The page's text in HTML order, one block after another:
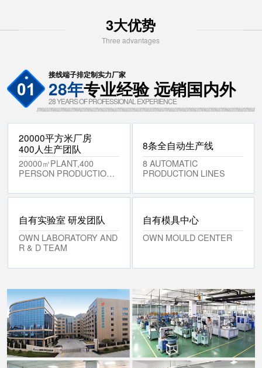
3大优势
Three advantages
接线端子排定制实力厂家
28年专业经验 远销国内外
28 YEARS OF PROFESSIONAL EXPERIENCE
20000平方米厂房
400人生产团队
20000㎡PLANT,400
PERSON PRODUCTION
8条全自动生产线
8 AUTOMATIC
PRODUCTION LINES
自有实验室 研发团队
OWN LABORATORY AND
R & D TEAM
自有模具中心
OWN MOULD CENTER